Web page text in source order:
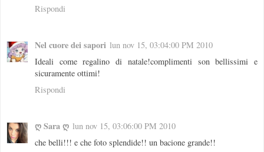
Rispondi
Nel cuore dei sapori lun nov 15, 03:04:00 PM 2010
Ideali come regalino di natale!complimenti son bellissimi e
sicuramente ottimi!
Rispondi
ღ Sara ღ lun nov 15, 03:06:00 PM 2010
che belli!!! e che foto splendide!! un bacione grande!!